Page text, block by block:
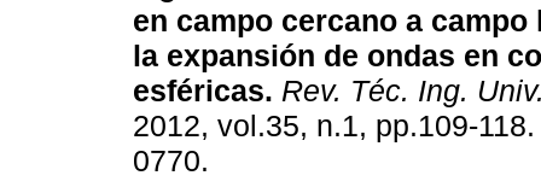
en campo cercano a campo
la expansión de ondas en
esféricas. Rev. Téc. Ing.
2012, vol.35, n.1, pp.109-
0770.